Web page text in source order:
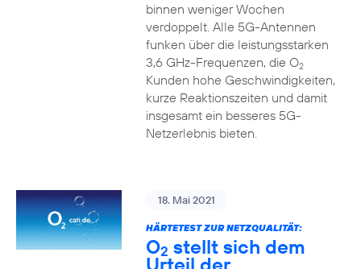
binnen weniger Wochen
verdoppelt. Alle 5G-Antennen
funken über die leistungsstarken
3,6 GHz-Frequenzen, die O2
Kunden hohe Geschwindigkeiten,
kurze Reaktionszeiten und damit
insgesamt ein besseres 5G-
Netzerlebnis bieten.
18. Mai 2021
HÄRTETEST ZUR NETZQUALITÄT:
O2 stellt sich dem
Urteil der